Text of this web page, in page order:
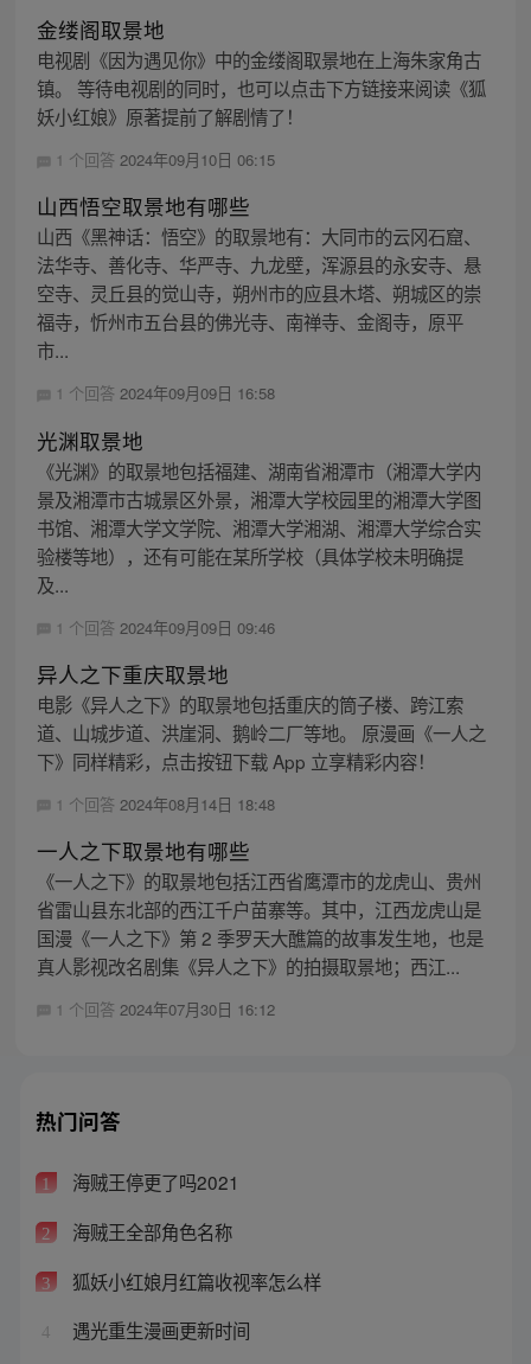
金缕阁取景地
电视剧《因为遇见你》中的金缕阁取景地在上海朱家角古
镇。 等待电视剧的同时，也可以点击下方链接来阅读《狐
妖小红娘》原著提前了解剧情了！
1 个回答 2024年09月10日 06:15
山西悟空取景地有哪些
山西《黑神话：悟空》的取景地有：大同市的云冈石窟、
法华寺、善化寺、华严寺、九龙壁，浑源县的永安寺、悬
空寺、灵丘县的觉山寺，朔州市的应县木塔、朔城区的崇
福寺，忻州市五台县的佛光寺、南禅寺、金阁寺，原平
市...
1 个回答 2024年09月09日 16:58
光渊取景地
《光渊》的取景地包括福建、湖南省湘潭市（湘潭大学内
景及湘潭市古城景区外景，湘潭大学校园里的湘潭大学图
书馆、湘潭大学文学院、湘潭大学湘湖、湘潭大学综合实
验楼等地），还有可能在某所学校（具体学校未明确提
及...
1 个回答 2024年09月09日 09:46
异人之下重庆取景地
电影《异人之下》的取景地包括重庆的筒子楼、跨江索
道、山城步道、洪崖洞、鹅岭二厂等地。 原漫画《一人之
下》同样精彩，点击按钮下载 App 立享精彩内容！
1 个回答 2024年08月14日 18:48
一人之下取景地有哪些
《一人之下》的取景地包括江西省鹰潭市的龙虎山、贵州
省雷山县东北部的西江千户苗寨等。其中，江西龙虎山是
国漫《一人之下》第 2 季罗天大醮篇的故事发生地，也是
真人影视改名剧集《异人之下》的拍摄取景地；西江...
1 个回答 2024年07月30日 16:12
热门问答
1 海贼王停更了吗2021
2 海贼王全部角色名称
3 狐妖小红娘月红篇收视率怎么样
4 遇光重生漫画更新时间